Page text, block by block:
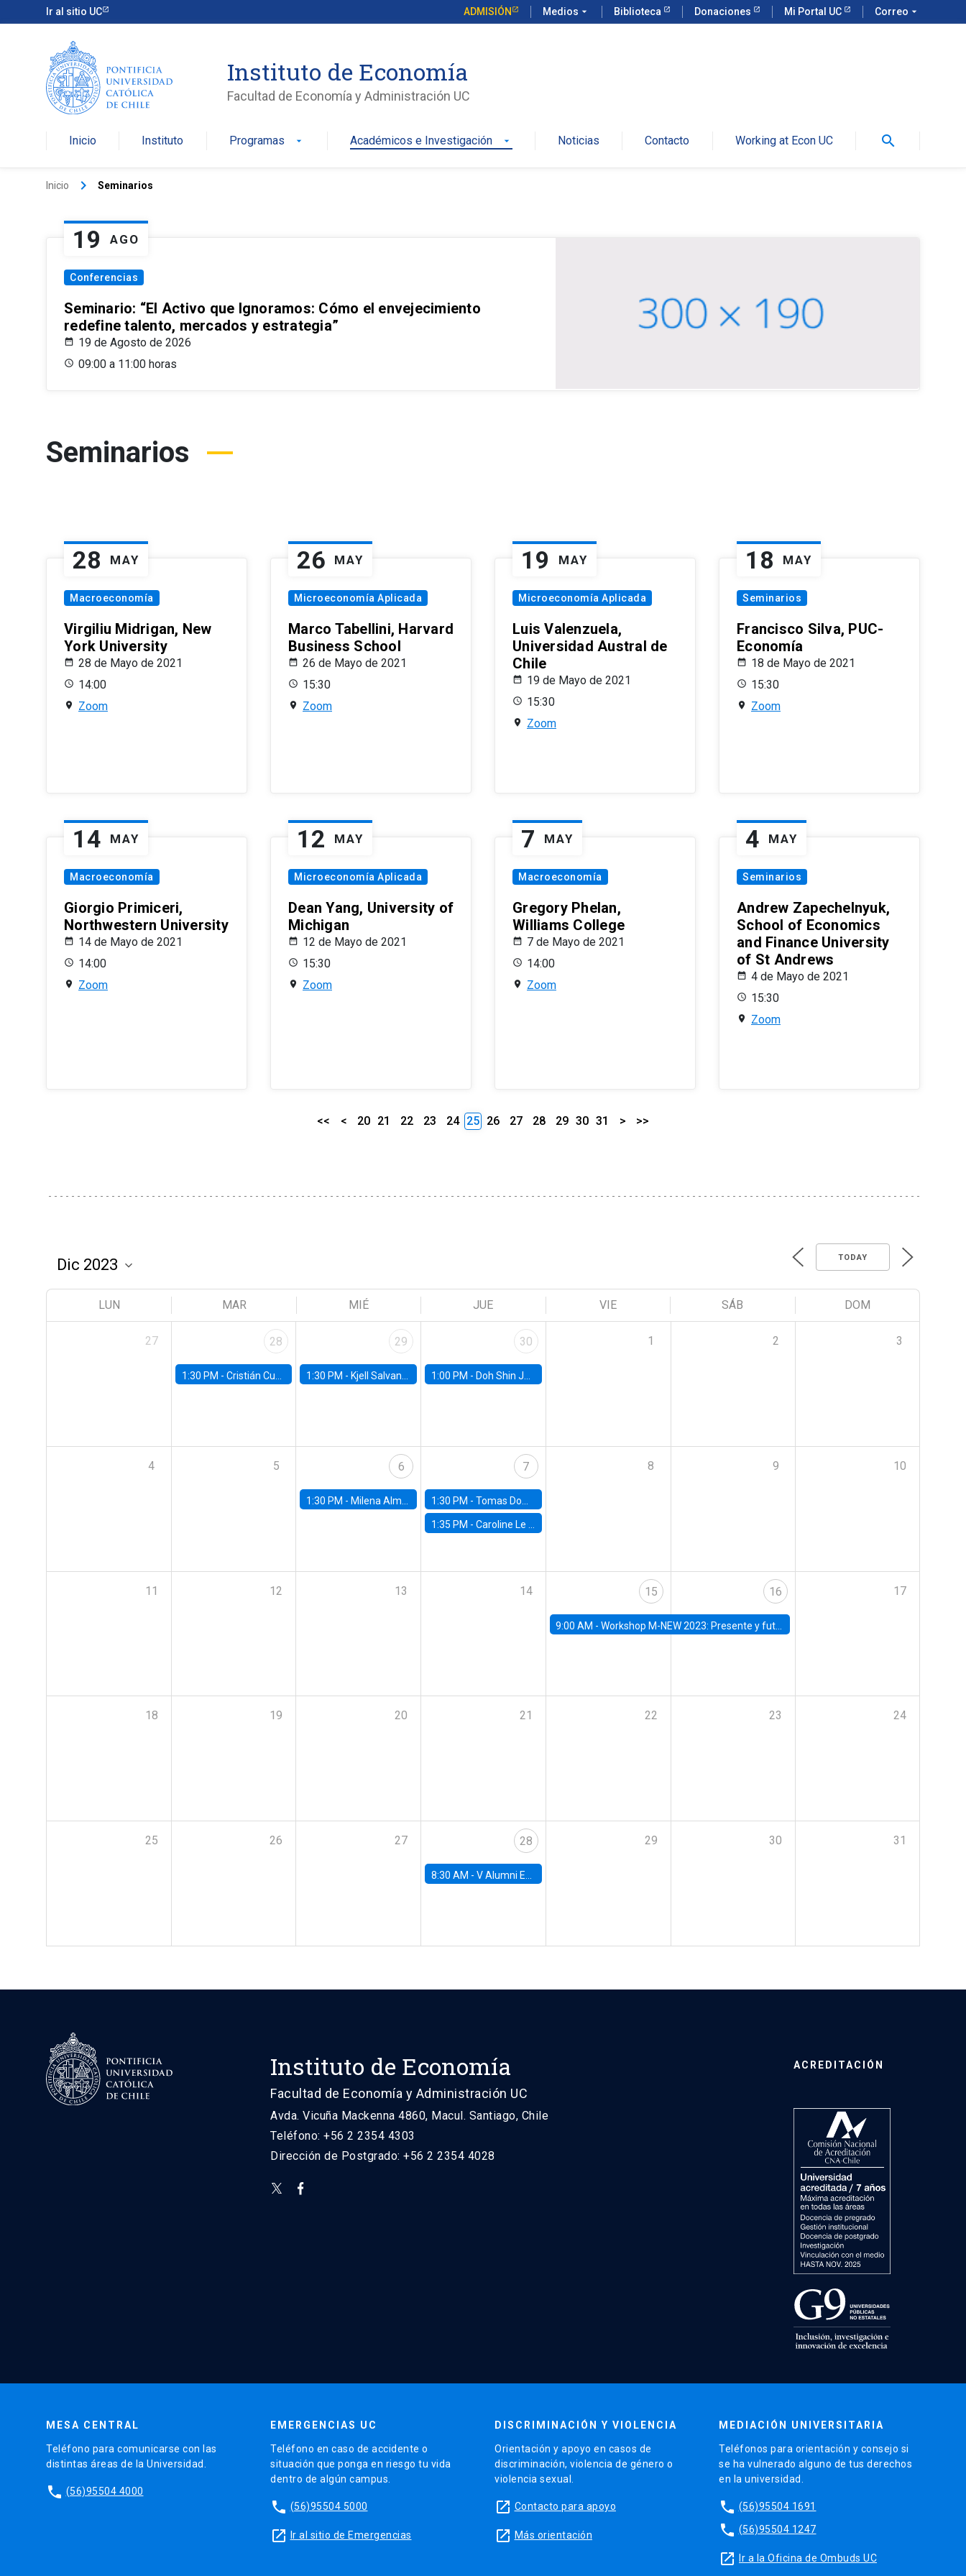
Ir al sitio UC ADMISIÓN Medios arrow_drop_down Biblioteca Donaciones Mi Portal UC Correo arrow_drop_down
Instituto de Economía
Facultad de Economía y Administración UC
Inicio Instituto Programas arrow_drop_down Académicos e Investigación arrow_drop_down Noticias Contacto Working at Econ UC search
Inicio keyboard_arrow_right Seminarios
19 AGO
Conferencias
Seminario: “El Activo que Ignoramos: Cómo el envejecimiento
redefine talento, mercados y estrategia”
19 de Agosto de 2026
09:00 a 11:00 horas
Seminarios
28 MAY
Macroeconomía
Virgiliu Midrigan, New
York University
28 de Mayo de 2021
14:00
Zoom
26 MAY
Microeconomía Aplicada
Marco Tabellini, Harvard
Business School
26 de Mayo de 2021
15:30
Zoom
19 MAY
Microeconomía Aplicada
Luis Valenzuela,
Universidad Austral de
Chile
19 de Mayo de 2021
15:30
Zoom
18 MAY
Seminarios
Francisco Silva, PUC-
Economía
18 de Mayo de 2021
15:30
Zoom
14 MAY
Macroeconomía
Giorgio Primiceri,
Northwestern University
14 de Mayo de 2021
14:00
Zoom
12 MAY
Microeconomía Aplicada
Dean Yang, University of
Michigan
12 de Mayo de 2021
15:30
Zoom
7 MAY
Macroeconomía
Gregory Phelan,
Williams College
7 de Mayo de 2021
14:00
Zoom
4 MAY
Seminarios
Andrew Zapechelnyuk,
School of Economics
and Finance University
of St Andrews
4 de Mayo de 2021
15:30
Zoom
<< < 20 21 22 23 24 25 26 27 28 29 30 31 > >>
TODAY
LUN MAR MIÉ JUE VIE SÁB DOM
27 28
1:30 PM - Cristián Cuevas, Universidad de Los Andes
29
1:30 PM - Kjell Salvanes, Norwegian School of Economics
30
1:00 PM - Doh Shin Jeon, Toulouse School of Economics
1 2 3
4 5 6
1:30 PM - Milena Almagro, University of ChicagoChicago Booth School of Business
7
1:30 PM -Tomas Dominguez-Iino, Chicago Booth School of Business
1:35 PM -Caroline Le Pennec, HEC Montréal
8 9 10
11 12 13 14 15
9:00 AM - Workshop M-NEW 2023: Presente y futuro del trabajo y el rol de las nuevas tecnologías
16 17
18 19 20 21 22 23 24
25 26 27 28
8:30 AM -V Alumni Economics Workshop
29 30 31
Instituto de Economía
Facultad de Economía y Administración UC
Avda. Vicuña Mackenna 4860, Macul. Santiago, Chile
Teléfono: +56 2 2354 4303
Dirección de Postgrado: +56 2 2354 4028
ACREDITACIÓN
MESA CENTRAL
Teléfono para comunicarse con las
distintas áreas de la Universidad.
phone (56)95504 4000
EMERGENCIAS UC
Teléfono en caso de accidente o
situación que ponga en riesgo tu vida
dentro de algún campus.
phone (56)95504 5000
launch Ir al sitio de Emergencias
DISCRIMINACIÓN Y VIOLENCIA
Orientación y apoyo en casos de
discriminación, violencia de género o
violencia sexual.
launch Contacto para apoyo
launch Más orientación
MEDIACIÓN UNIVERSITARIA
Teléfonos para orientación y consejo si
se ha vulnerado alguno de tus derechos
en la universidad.
phone (56)95504 1691
phone (56)95504 1247
launch Ir a la Oficina de Ombuds UC